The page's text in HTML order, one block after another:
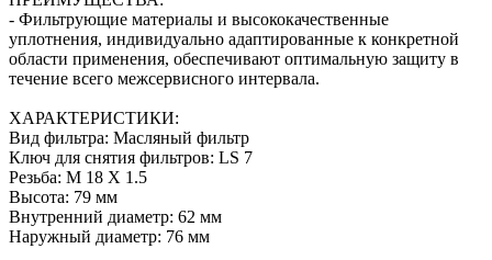
- Фильтрующие материалы и высококачественные
уплотнения, индивидуально адаптированные к конкретной
области применения, обеспечивают оптимальную защиту в
течение всего межсервисного интервала.
ХАРАКТЕРИСТИКИ:
Вид фильтра: Масляный фильтр
Ключ для снятия фильтров: LS 7
Резьба: M 18 X 1.5
Высота: 79 мм
Внутренний диаметр: 62 мм
Наружный диаметр: 76 мм